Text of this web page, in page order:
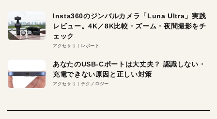
Insta360のジンバルカメラ「Luna Ultra」実践
レビュー。4K／8K比較・ズーム・夜間撮影をチ
ェック
アクセサリ レポート
あなたのUSB-Cポートは大丈夫？ 認識しない・
充電できない原因と正しい対策
アクセサリ テクノロジー